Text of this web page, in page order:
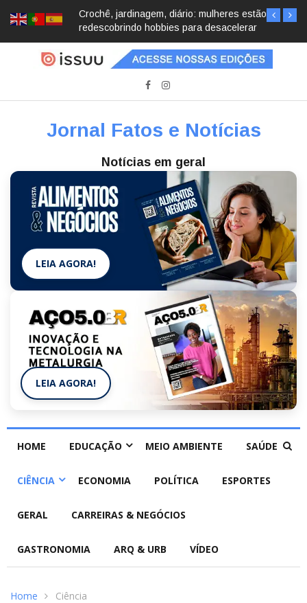
Crochê, jardinagem, diário: mulheres estão
redescobrindo hobbies para desacelerar
Jornal Fatos e Notícias
Notícias em geral
LEIA AGORA!
LEIA AGORA!
HOME EDUCAÇÃO MEIO AMBIENTE SAÚDE
CIÊNCIA ECONOMIA POLÍTICA ESPORTES
GERAL CARREIRAS & NEGÓCIOS
GASTRONOMIA ARQ & URB VÍDEO
Home Ciência